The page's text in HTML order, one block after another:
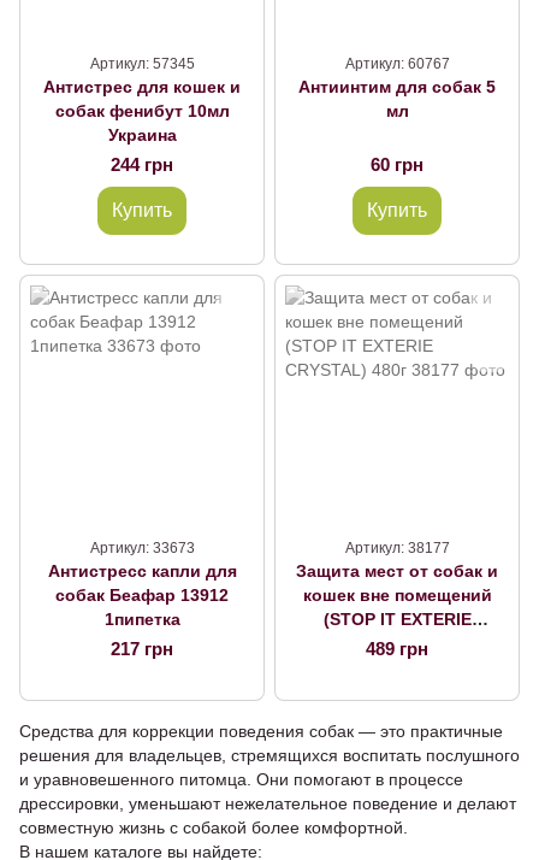
Артикул: 57345
Антистрес для кошек и
собак фенибут 10мл
Украина
244 грн
Купить
Артикул: 60767
Антиинтим для собак 5
мл
60 грн
Купить
Артикул: 33673
Антистресс капли для
собак Беафар 13912
1пипетка
217 грн
Артикул: 38177
Защита мест от собак и
кошек вне помещений
(STOP IT EXTERIE
CRYSTAL) 480г
489 грн
Средства для коррекции поведения собак — это практичные
решения для владельцев, стремящихся воспитать послушного
и уравновешенного питомца. Они помогают в процессе
дрессировки, уменьшают нежелательное поведение и делают
совместную жизнь с собакой более комфортной.
В нашем каталоге вы найдете: